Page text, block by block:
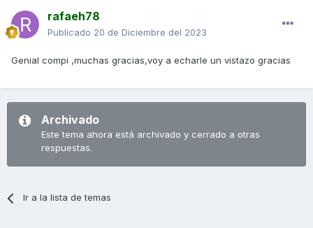
rafaeh78
Publicado 20 de Diciembre del 2023
Genial compi ,muchas gracias,voy a echarle un vistazo gracias
Archivado
Este tema ahora está archivado y cerrado a otras
respuestas.
Ir a la lista de temas